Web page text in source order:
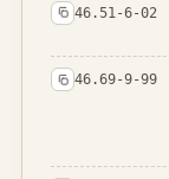
46.51-6-02
46.69-9-99